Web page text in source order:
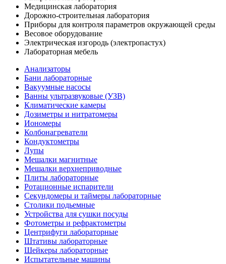
Медицинская лаборатория
Дорожно-строительная лаборатория
Приборы для контроля параметров окружающей среды
Весовое оборудование
Электрическая изгородь (электропастух)
Лабораторная мебель
Анализаторы
Бани лабораторные
Вакуумные насосы
Ванны ультразвуковые (УЗВ)
Климатические камеры
Дозиметры и нитратомеры
Иономеры
Колбонагреватели
Кондуктометры
Лупы
Мешалки магнитные
Мешалки верхнеприводные
Плиты лабораторные
Ротационные испарители
Секундомеры и таймеры лабораторные
Столики подьемные
Устройства для сушки посуды
Фотометры и рефрактометры
Центрифуги лабораторные
Штативы лабораторные
Шейкеры лабораторные
Испытательные машины